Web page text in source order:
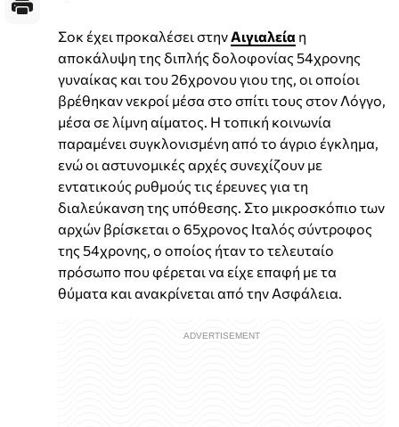
Σοκ έχει προκαλέσει στηνΑιγιαλεία η
αποκάλυψη της διπλής δολοφονίας 54χρονης
γυναίκας και του 26χρονου γιου της, οι οποίοι
βρέθηκαν νεκροί μέσα στο σπίτι τους στον Λόγγο,
μέσα σε λίμνη αίματος. Η τοπική κοινωνία
παραμένει συγκλονισμένη από το άγριο έγκλημα,
ενώ οι αστυνομικές αρχές συνεχίζουν με
εντατικούς ρυθμούς τις έρευνες για τη
διαλεύκανση της υπόθεσης. Στο μικροσκόπιο των
αρχών βρίσκεται ο 65χρονος Ιταλός σύντροφος
της 54χρονης, ο οποίος ήταν το τελευταίο
πρόσωπο που φέρεται να είχε επαφή με τα
θύματα και ανακρίνεται από την Ασφάλεια.